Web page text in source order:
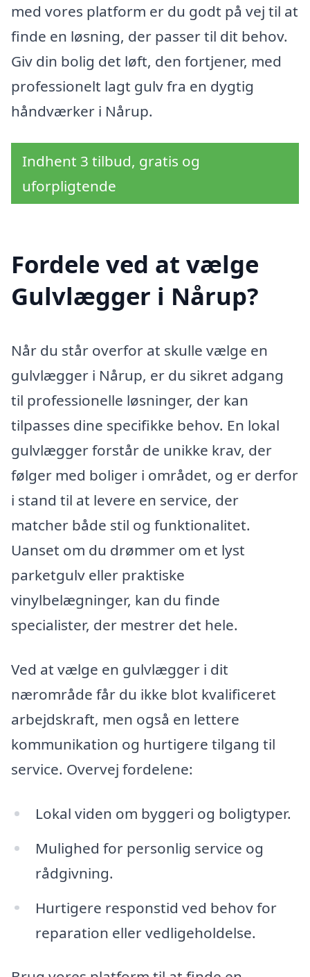
med vores platform er du godt på vej til at
finde en løsning, der passer til dit behov.
Giv din bolig det løft, den fortjener, med
professionelt lagt gulv fra en dygtig
håndværker i Nårup.
Indhent 3 tilbud, gratis og
uforpligtende
Fordele ved at vælge
Gulvlægger i Nårup?
Når du står overfor at skulle vælge en
gulvlægger i Nårup, er du sikret adgang
til professionelle løsninger, der kan
tilpasses dine specifikke behov. En lokal
gulvlægger forstår de unikke krav, der
følger med boliger i området, og er derfor
i stand til at levere en service, der
matcher både stil og funktionalitet.
Uanset om du drømmer om et lyst
parketgulv eller praktiske
vinylbelægninger, kan du finde
specialister, der mestrer det hele.
Ved at vælge en gulvlægger i dit
nærområde får du ikke blot kvalificeret
arbejdskraft, men også en lettere
kommunikation og hurtigere tilgang til
service. Overvej fordelene:
Lokal viden om byggeri og boligtyper.
Mulighed for personlig service og
rådgivning.
Hurtigere responstid ved behov for
reparation eller vedligeholdelse.